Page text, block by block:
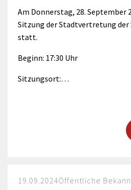
Am Donnerstag, 28. September
Sitzung der Stadtvertretung
statt.
Beginn: 17:30 Uhr
Sitzungsort:…
19.09.2024Öffentliche